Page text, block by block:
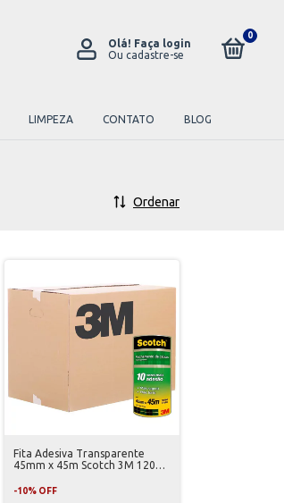
Olá! Faça login
Ou cadastre-se
0
LIMPEZA CONTATO BLOG
Ordenar
Fita Adesiva Transparente
45mm x 45m Scotch 3M 120
-10% OFF